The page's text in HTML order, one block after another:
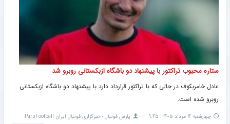
ستاره محبوب تراکتور با پیشنهاد دو باشگاه ازبکستانی روبرو شد
عادل خامربکوف در حالی که با تراکتور قرارداد دارد با پیشنهاد دو باشگاه ازبکستانی
روبرو شده است.
چهارشنبه ۱۴ مرداد ۱۴۰۵ | ۹:۴۵ پارس فوتبال ؛ خبرگزاری فوتبال ایران ParsFootball